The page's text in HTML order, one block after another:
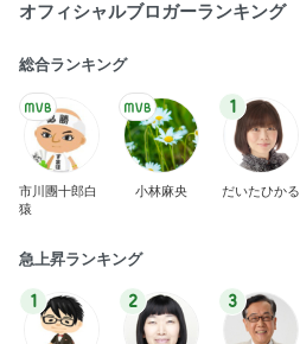
オフィシャルブロガーランキング
総合ランキング
市川團十郎白
猿
小林麻央
1
だいたひかる
急上昇ランキング
1 2 3